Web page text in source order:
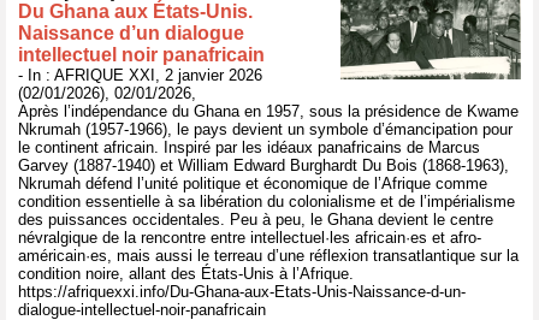
Du Ghana aux États-Unis.
Naissance d’un dialogue
intellectuel noir panafricain
- In : AFRIQUE XXI, 2 janvier 2026
(02/01/2026), 02/01/2026,
Après l’indépendance du Ghana en 1957, sous la présidence de Kwame
Nkrumah (1957-1966), le pays devient un symbole d’émancipation pour
le continent africain. Inspiré par les idéaux panafricains de Marcus
Garvey (1887-1940) et William Edward Burghardt Du Bois (1868-1963),
Nkrumah défend l’unité politique et économique de l’Afrique comme
condition essentielle à sa libération du colonialisme et de l’impérialisme
des puissances occidentales. Peu à peu, le Ghana devient le centre
névralgique de la rencontre entre intellectuel·les africain·es et afro-
américain·es, mais aussi le terreau d’une réflexion transatlantique sur la
condition noire, allant des États-Unis à l’Afrique.
https://afriquexxi.info/Du-Ghana-aux-Etats-Unis-Naissance-d-un-
dialogue-intellectuel-noir-panafricain